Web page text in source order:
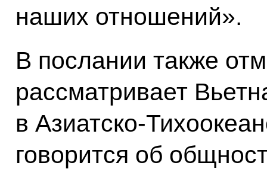
наших отношений».
В послании также
рассматривает
в Азиатско-
говорится об